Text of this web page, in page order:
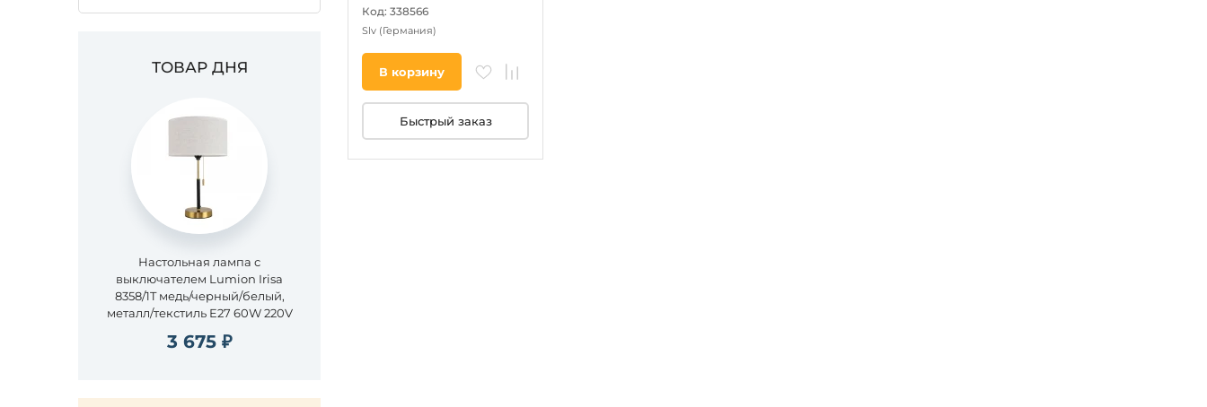
ТОВАР ДНЯ
Настольная лампа с
выключателем Lumion Irisa
8358/1T медь/черный/белый,
металл/текстиль E27 60W 220V
3 675 ₽
Код: 338566
Slv (Германия)
В корзину
Быстрый заказ